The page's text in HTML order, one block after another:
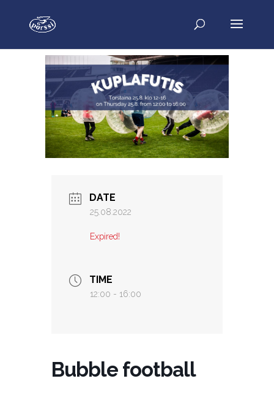
DATE
25.08.2022
Expired!
TIME
12:00 - 16:00
Bubble football